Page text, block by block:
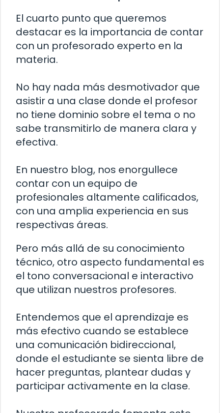
El cuarto punto que queremos
destacar es la importancia de contar
con un profesorado experto en la
materia.
No hay nada más desmotivador que
asistir a una clase donde el profesor
no tiene dominio sobre el tema o no
sabe transmitirlo de manera clara y
efectiva.
En nuestro blog, nos enorgullece
contar con un equipo de
profesionales altamente calificados,
con una amplia experiencia en sus
respectivas áreas.
Pero más allá de su conocimiento
técnico, otro aspecto fundamental es
el tono conversacional e interactivo
que utilizan nuestros profesores.
Entendemos que el aprendizaje es
más efectivo cuando se establece
una comunicación bidireccional,
donde el estudiante se sienta libre de
hacer preguntas, plantear dudas y
participar activamente en la clase.